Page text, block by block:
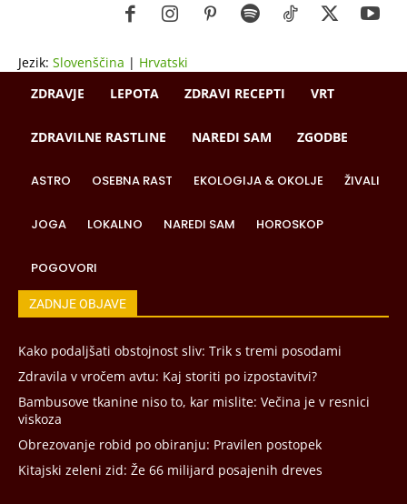
Jezik: Slovenščina | Hrvatski
ZDRAVJE
LEPOTA ZDRAVI RECEPTI VRT
ZDRAVILNE RASTLINE NAREDI SAM ZGODBE
ASTRO OSEBNA RAST EKOLOGIJA & OKOLJE ŽIVALI
JOGA LOKALNO NAREDI SAM HOROSKOP
POGOVORI
ZADNJE OBJAVE
Kako podaljšati obstojnost sliv: Trik s tremi posodami
Zdravila v vročem avtu: Kaj storiti po izpostavitvi?
Bambusove tkanine niso to, kar mislite: Večina je v resnici
viskoza
Obrezovanje robid po obiranju: Pravilen postopek
Kitajski zeleni zid: Že 66 milijard posajenih dreves